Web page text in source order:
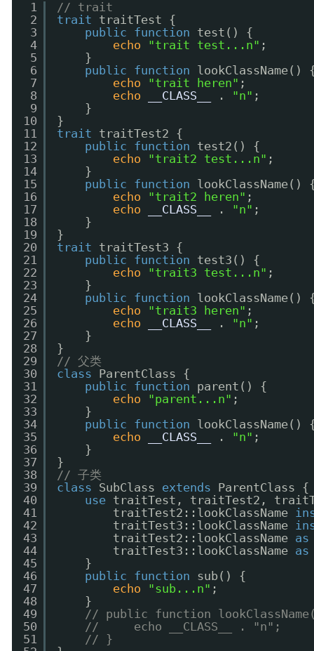
1
2
3
4
5
6
7
8
9
10
11
12
13
14
15
16
17
18
19
20
21
22
23
24
25
26
27
28
29
30
31
32
33
34
35
36
37
38
39
40
41
42
43
44
45
46
47
48
49
50
51
// trait
trait
traitTest {
public
function
test() {
echo
"trait test...n" ;
}
public
function
lookClassName()
echo
"trait heren" ;
echo
__CLASS__ . "n" ;
}
}
trait
traitTest2 {
public
function
test2() {
echo
"trait2 test...n" ;
}
public
function
lookClassName()
echo
"trait2 heren" ;
echo
__CLASS__ . "n" ;
}
}
trait
traitTest3 {
public
function
test3() {
echo
"trait3 test...n" ;
}
public
function
lookClassName()
echo
"trait3 heren" ;
echo
__CLASS__ . "n" ;
}
}
// 父类
class
ParentClass {
public
function
parent() {
echo
"parent...n" ;
}
public
function
lookClassName()
echo
__CLASS__ . "n" ;
}
}
// 子类
class
SubClass extends
ParentClass {
use traitTest, traitTest2,
traitTest2::lookClassName
traitTest3::lookClassName
traitTest2::lookClassName as
traitTest3::lookClassName as
}
public
function
sub() {
echo
"sub...n" ;
}
// public function
//     echo __CLASS__ . "n";
// }